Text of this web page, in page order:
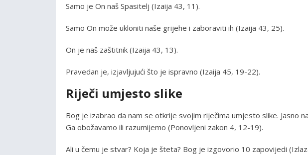
Samo je On naš Spasitelj (Izaija 43, 11).
Samo On može ukloniti naše grijehe i zaboraviti ih (Izaija 43, 25).
On je naš zaštitnik (Izaija 43, 13).
Pravedan je, izjavljujući što je ispravno (Izaija 45, 19-22).
Riječi umjesto slike
Bog je izabrao da nam se otkrije svojim riječima umjesto slike. Jasno
Ga obožavamo ili razumijemo (Ponovljeni zakon 4, 12-19).
Ali u čemu je stvar? Koja je šteta? Bog je izgovorio 10 zapovijedi